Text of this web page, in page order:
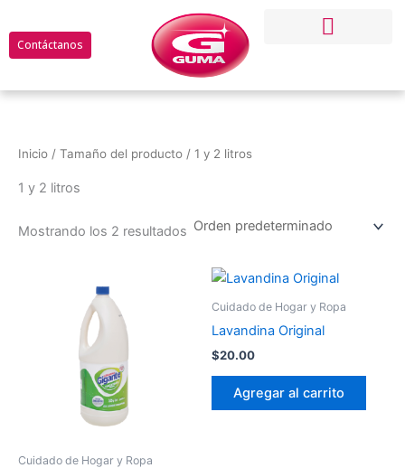
contenido
Contáctanos
Inicio / Tamaño del producto / 1 y 2 litros
1 y 2 litros
Mostrando los 2 resultados
Cuidado de Hogar y Ropa
Cuidado de Hogar y Ropa
Lavandina Original
$20.00
Agregar al carrito